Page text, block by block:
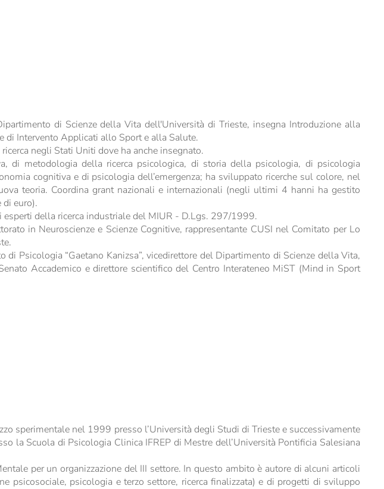
di Scienze della Vita dell'Università di Trieste, insegna Introduzione alla
di Intervento Applicati allo Sport e alla Salute.
negli Stati Uniti dove ha anche insegnato.
di metodologia della ricerca psicologica, di storia della psicologia, di psicologia
cognitiva e di psicologia dell’emergenza; ha sviluppato ricerche sul colore, nel
teoria. Coordina grant nazionali e internazionali (negli ultimi 4 hanni ha gestito
euro).
della ricerca industriale del MIUR - D.Lgs. 297/1999.
in Neuroscienze e Scienze Cognitive, rappresentante CUSI nel Comitato per Lo
di Psicologia “Gaetano Kanizsa”, vicedirettore del Dipartimento di Scienze della Vita,
Accademico e direttore scientifico del Centro Interateneo MiST (Mind in Sport
sperimentale nel 1999 presso l’Università degli Studi di Trieste e successivamente
la Scuola di Psicologia Clinica IFREP di Mestre dell’Università Pontificia Salesiana
per un organizzazione del III settore. In questo ambito è autore di alcuni articoli
psicosociale, psicologia e terzo settore, ricerca finalizzata) e di progetti di sviluppo